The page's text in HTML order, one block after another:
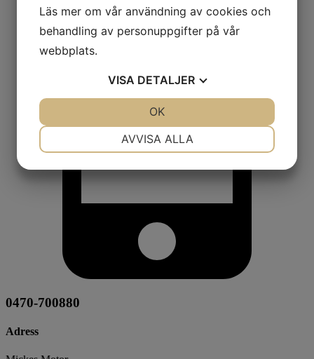
0470-700880
Adress
Läs mer om vår användning av cookies och
behandling av personuppgifter på vår
webbplats.
VISA DETALJER
AVVISA ALLA
OK